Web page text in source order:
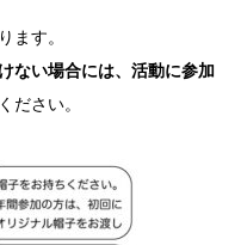
ます。
ない場合には、活動に参加
ださい。